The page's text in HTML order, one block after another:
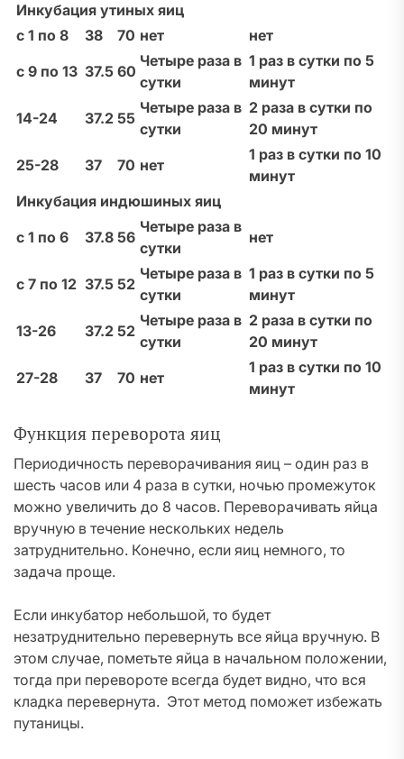
Инкубация утиных яиц
с 1 по 8
38 70 нет
нет
с 9 по 13 37.5 60
Четыре раза в
сутки
1 раз в сутки по 5
минут
14-24
37.2 55
Четыре раза в
сутки
2 раза в сутки по
20 минут
25-28
37 70 нет
1 раз в сутки по 10
минут
Инкубация индюшиных яиц
с 1 по 6
37.8 56
Четыре раза в
сутки
нет
с 7 по 12 37.5 52
Четыре раза в
сутки
1 раз в сутки по 5
минут
13-26
37.2 52
Четыре раза в
сутки
2 раза в сутки по
20 минут
27-28
37 70 нет
1 раз в сутки по 10
минут
Функция переворота яиц
Периодичность переворачивания яиц – один раз в
шесть часов или 4 раза в сутки, ночью промежуток
можно увеличить до 8 часов. Переворачивать яйца
вручную в течение нескольких недель
затруднительно. Конечно, если яиц немного, то
задача проще.
Если инкубатор небольшой, то будет
незатруднительно перевернуть все яйца вручную. В
этом случае, пометьте яйца в начальном положении,
тогда при перевороте всегда будет видно, что вся
кладка перевернута. Этот метод поможет избежать
путаницы.